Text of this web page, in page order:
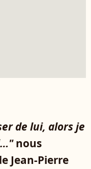
de lui, alors je
nous
Jean-Pierre